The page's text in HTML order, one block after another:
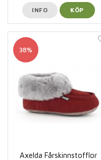
INFO KÖP
38%
Axelda Fårskinnstofflor